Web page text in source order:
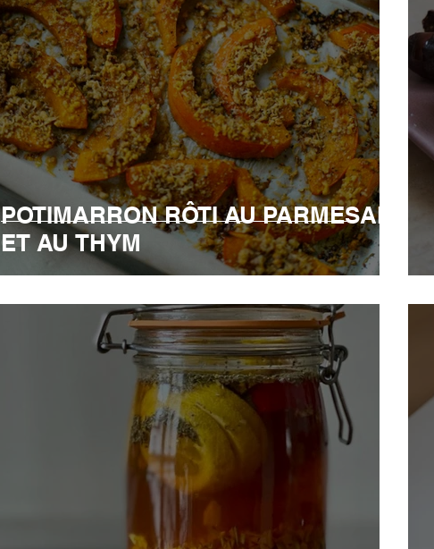
POTIMARRON RÔTI AU PARMESAN
ET AU THYM